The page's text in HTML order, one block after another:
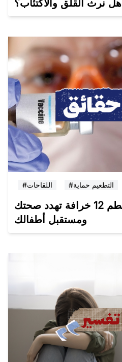
هل نرث القلق والاكتئاب؟
#اللقاحات #التطعيم حماية
اللقاحات.. حقائق تُحطم 12 خرافة تهدد صحتك
ومستقبل أطفالك